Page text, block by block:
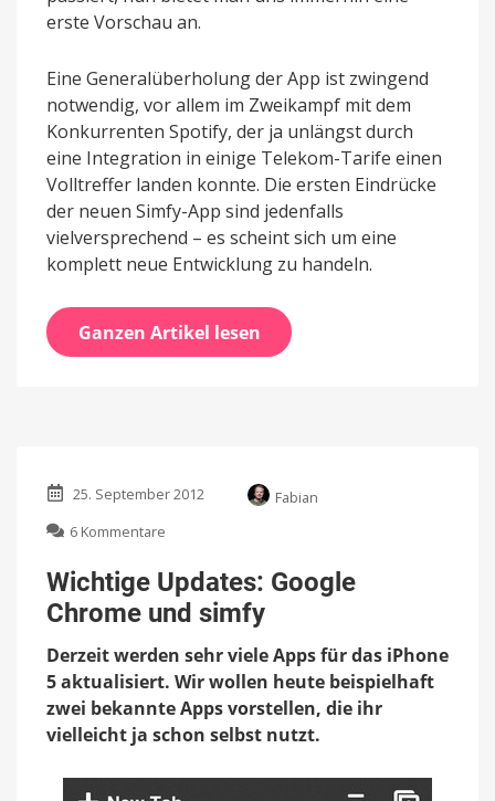
erste Vorschau an.
Eine Generalüberholung der App ist zwingend
notwendig, vor allem im Zweikampf mit dem
Konkurrenten Spotify, der ja unlängst durch
eine Integration in einige Telekom-Tarife einen
Volltreffer landen konnte. Die ersten Eindrücke
der neuen Simfy-App sind jedenfalls
vielversprechend – es scheint sich um eine
komplett neue Entwicklung zu handeln.
Ganzen Artikel lesen
25. September 2012
Fabian
6 Kommentare
Updates:
Google
Chrome
simfy
Wichtige Updates: Google
Chrome und simfy
Derzeit werden sehr viele Apps für das iPhone
5 aktualisiert. Wir wollen heute beispielhaft
zwei bekannte Apps vorstellen, die ihr
vielleicht ja schon selbst nutzt.